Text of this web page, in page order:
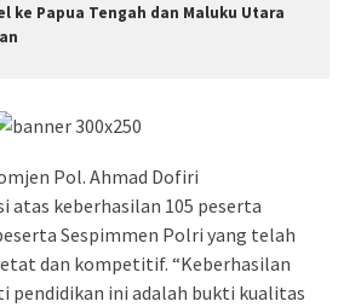
ke Papua Tengah dan Maluku Utara
Pol. Ahmad Dofiri
atas keberhasilan 105 peserta
Sespimmen Polri yang telah
dan kompetitif. “Keberhasilan
pendidikan ini adalah bukti kualitas